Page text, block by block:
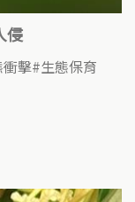
侵
擊 生態保育